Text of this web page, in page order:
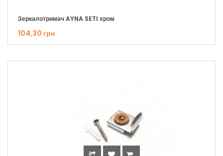
Зеркалотримач AYNA SETI хром
104,30 грн